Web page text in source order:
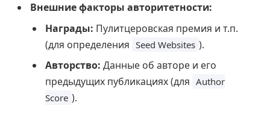
Внешние факторы авторитетности:
Награды: Пулитцеровская премия и т.п.
(для определения Seed Websites ).
Авторство: Данные об авторе и его
предыдущих публикациях (для Author
Score ).